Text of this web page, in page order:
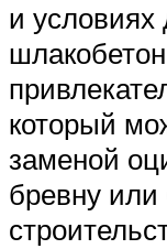
и условиях
который
заменой
бревну или